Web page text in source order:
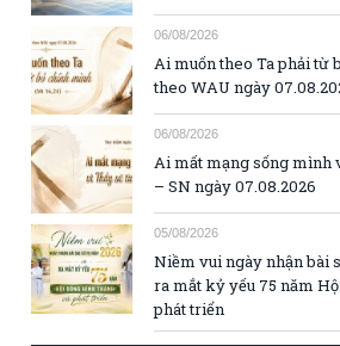
06/08/2026
Ai muốn theo Ta phải từ
theo WAU ngày
06/08/2026
Ai mất mạng sống mình
– SN ngày 07.08.2026
05/08/2026
Niềm vui ngày nhận bài
ra mắt kỷ yếu 75 năm
phát triển